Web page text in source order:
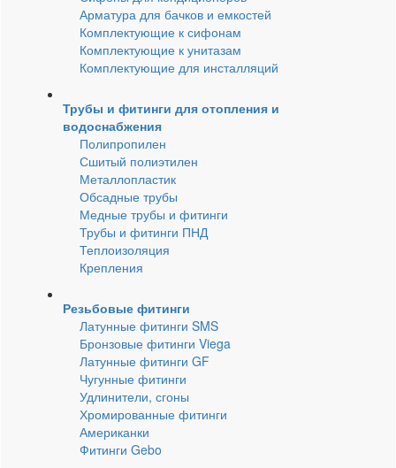
Арматура для бачков и емкостей
Комплектующие к сифонам
Комплектующие к унитазам
Комплектующие для инсталляций
Трубы и фитинги для отопления и
водоснабжения
Полипропилен
Сшитый полиэтилен
Металлопластик
Обсадные трубы
Медные трубы и фитинги
Трубы и фитинги ПНД
Теплоизоляция
Крепления
Резьбовые фитинги
Латунные фитинги SMS
Бронзовые фитинги Viega
Латунные фитинги GF
Чугунные фитинги
Удлинители, сгоны
Хромированные фитинги
Американки
Фитинги Gebo